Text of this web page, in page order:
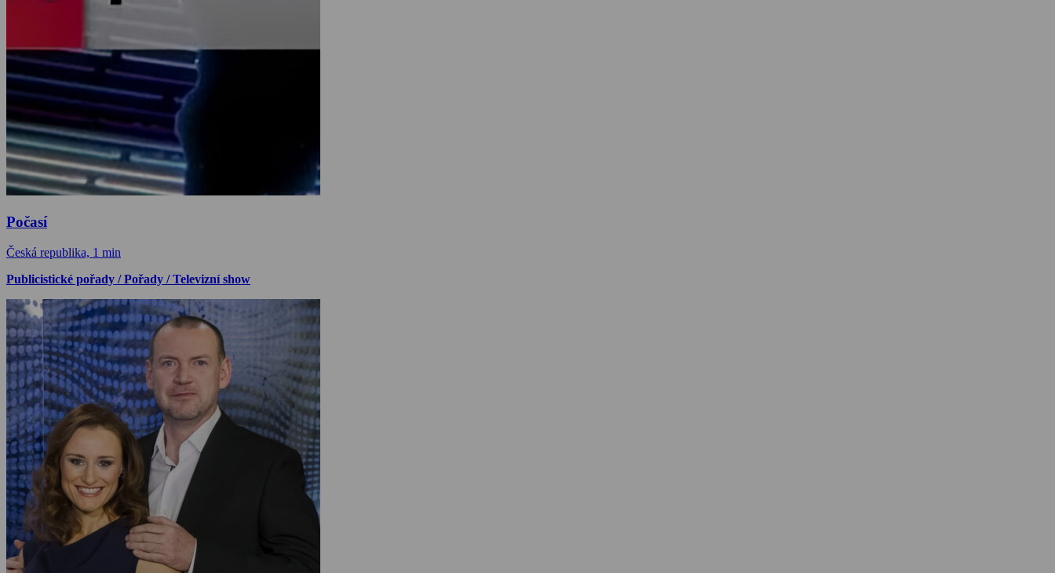
Počasí
Česká republika, 1 min
Publicistické pořady / Pořady / Televizní show